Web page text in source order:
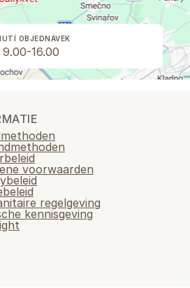
OBJEDNÁVEK
9.00-16.00
voorwaarden
regelgeving
kennisgeving